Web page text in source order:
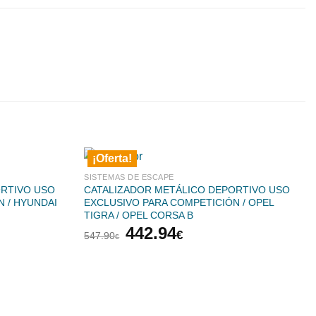
USO
/ HYUNDAI
¡Oferta!
SISTEMAS DE ESCAPE
CATALIZADOR METÁLICO DEPORTIVO USO
EXCLUSIVO PARA COMPETICIÓN / OPEL
TIGRA / OPEL CORSA B
547.90€
El
442.94€El